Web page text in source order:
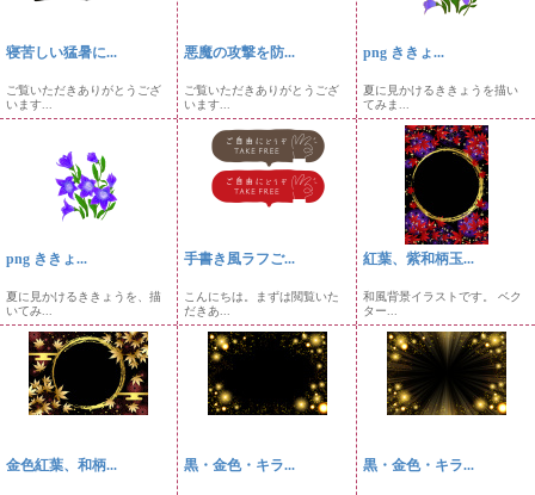
寝苦しい猛暑に...
ご覧いただきありがとうござ
います...
悪魔の攻撃を防...
ご覧いただきありがとうござ
います...
png ききょ...
夏に見かけるききょうを描い
てみま...
png ききょ...
夏に見かけるききょうを、描
いてみ...
手書き風ラフご...
こんにちは。まずは閲覧いた
だきあ...
紅葉、紫和柄玉...
和風背景イラストです。 ベク
ター...
金色紅葉、和柄... 黒・金色・キラ... 黒・金色・キラ...